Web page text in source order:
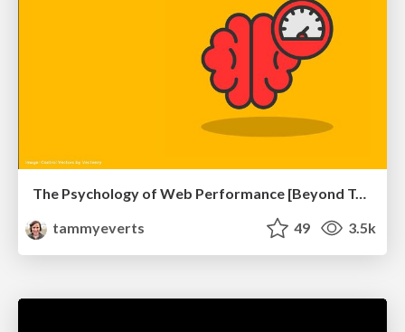
The Psychology of Web Performance [Beyond Tellerrand 2023]
tammyeverts
49 3.5k